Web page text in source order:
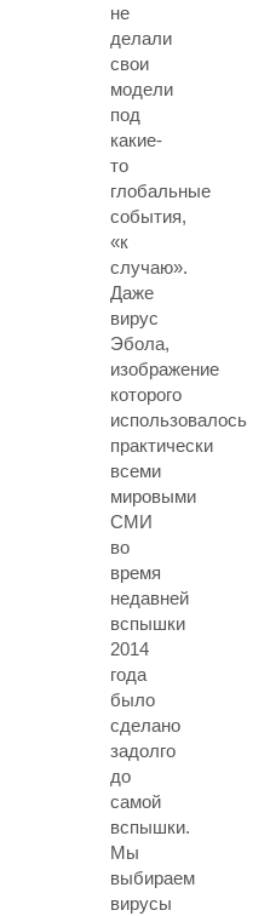
не
делали
свои
модели
под
какие-
то
глобальные
события,
«к
случаю».
Даже
вирус
Эбола,
изображение
которого
использовалось
практически
всеми
мировыми
СМИ
во
время
недавней
вспышки
2014
года
было
сделано
задолго
до
самой
вспышки.
Мы
выбираем
вирусы